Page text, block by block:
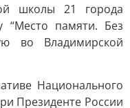
школы 21 города
“Место памяти. Без
во Владимирской
Национального
Президенте России